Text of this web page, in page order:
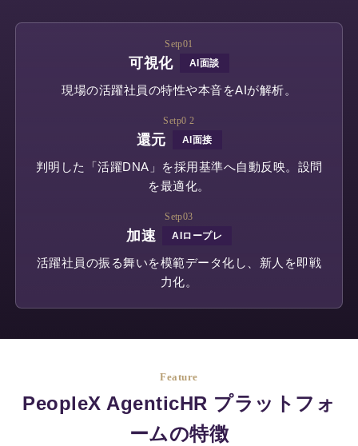
部下や同僚からの個人
し、多角的・客観的に
営業支援AIシリーズ
活動をサポートするサ
Setp01
可視化 AI面談
現場の活躍社員の特性や本音をAIが解析。
Setp0 2
還元 AI面接
判明した「活躍DNA」を採用基準へ自動反映。設問
を最適化。
Setp03
加速 AIロープレ
活躍社員の振る舞いを模範データ化し、新人を即戦
力化。
Feature
PeopleX AgenticHR プラットフォ
ームの特徴